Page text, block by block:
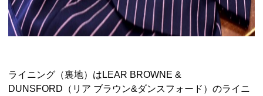
ライニング（裏地）はLEAR BROWNE &
DUNSFORD（リア ブラウン&ダンスフォード）のライニ